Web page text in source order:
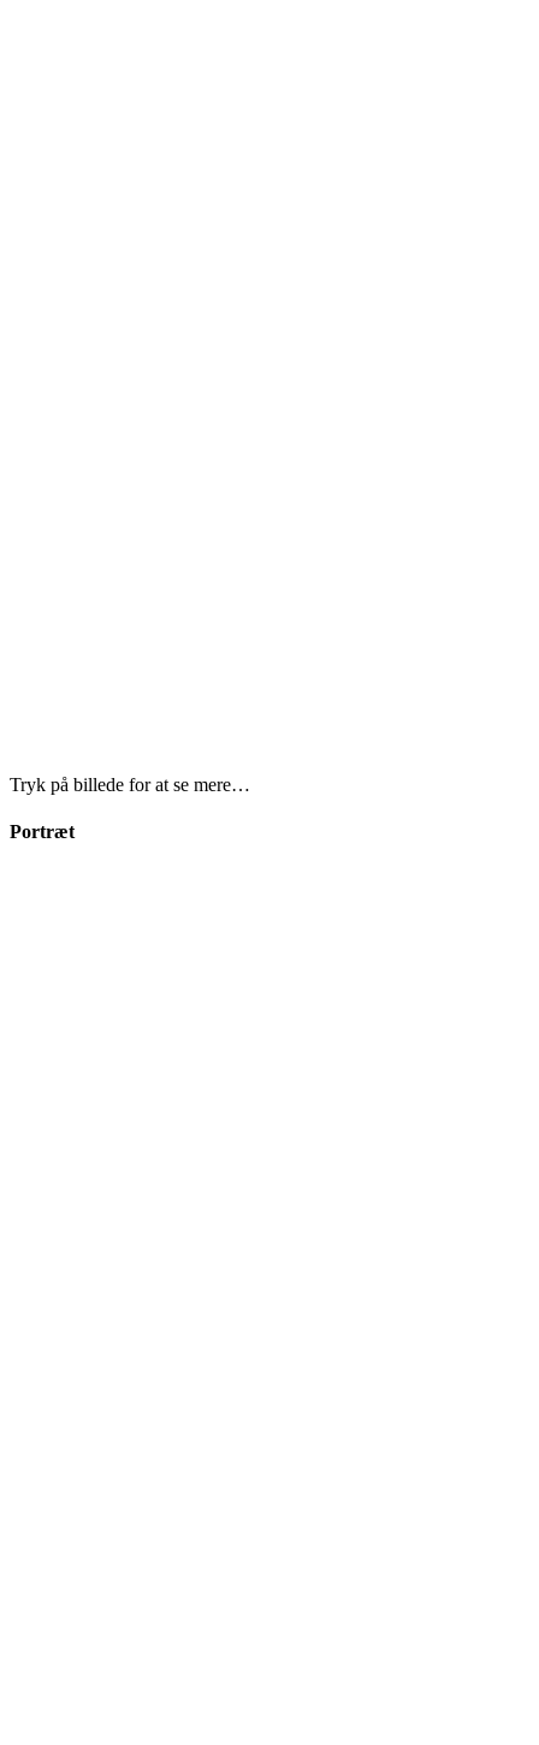
Tryk på billede for at se mere…
Portræt